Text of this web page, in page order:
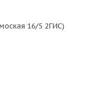
построенный
16/5 2ГИС)